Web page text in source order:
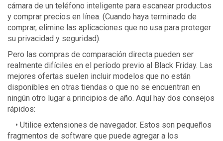
cámara de un teléfono inteligente para escanear productos
y comprar precios en línea. (Cuando haya terminado de
comprar, elimine las aplicaciones que no usa para proteger
su privacidad y seguridad).
Pero las compras de comparación directa pueden ser
realmente difíciles en el período previo al Black Friday. Las
mejores ofertas suelen incluir modelos que no están
disponibles en otras tiendas o que no se encuentran en
ningún otro lugar a principios de año. Aquí hay dos consejos
rápidos:
• Utilice extensiones de navegador. Estos son pequeños
fragmentos de software que puede agregar a los